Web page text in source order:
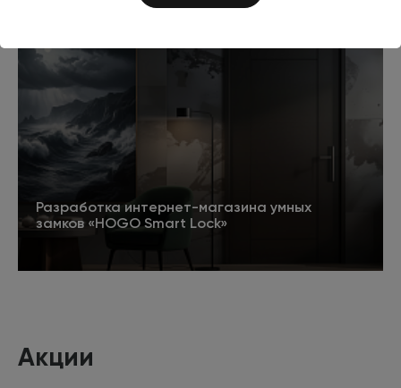
Разработка интернет-магазина умных
замков «HOGO Smart Lock»
Подробнее
Акции